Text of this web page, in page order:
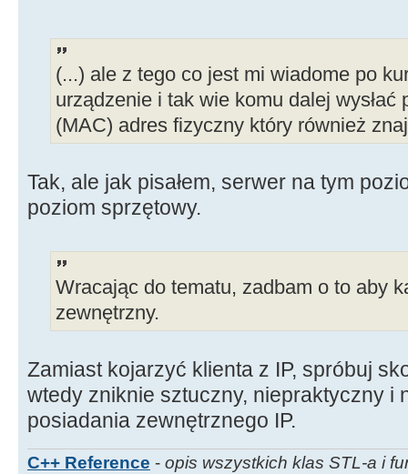
(...) ale z tego co jest mi wiadome po
urządzenie i tak wie komu dalej
(MAC) adres fizyczny który również
Tak, ale jak pisałem, serwer na tym
poziom sprzętowy.
Wracając do tematu, zadbam o to aby
zewnętrzny.
Zamiast kojarzyć klienta z IP, spróbuj
wtedy zniknie sztuczny, niepraktyczny i
posiadania zewnętrznego IP.
C++ Reference - opis wszystkich klas STL-a i